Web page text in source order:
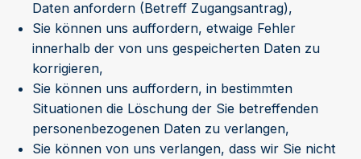
Daten anfordern (Betreff Zugangsantrag),
Sie können uns auffordern, etwaige Fehler
innerhalb der von uns gespeicherten Daten zu
korrigieren,
Sie können uns auffordern, in bestimmten
Situationen die Löschung der Sie betreffenden
personenbezogenen Daten zu verlangen,
Sie können von uns verlangen, dass wir Sie nicht